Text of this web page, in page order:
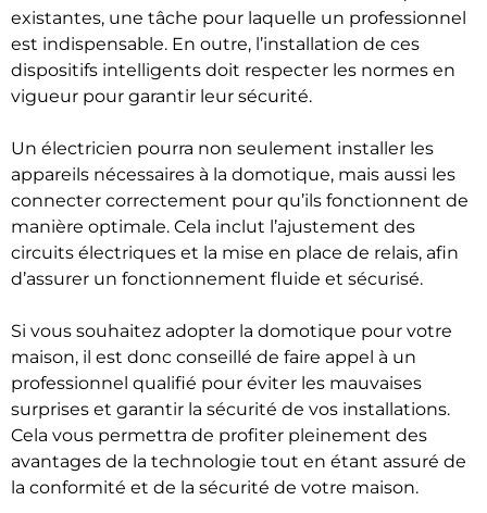
existantes, une tâche pour laquelle un professionnel
est indispensable. En outre, l’installation de ces
dispositifs intelligents doit respecter les normes en
vigueur pour garantir leur sécurité.
Un électricien pourra non seulement installer les
appareils nécessaires à la domotique, mais aussi les
connecter correctement pour qu’ils fonctionnent de
manière optimale. Cela inclut l’ajustement des
circuits électriques et la mise en place de relais, afin
d’assurer un fonctionnement fluide et sécurisé.
Si vous souhaitez adopter la domotique pour votre
maison, il est donc conseillé de faire appel à un
professionnel qualifié pour éviter les mauvaises
surprises et garantir la sécurité de vos installations.
Cela vous permettra de profiter pleinement des
avantages de la technologie tout en étant assuré de
la conformité et de la sécurité de votre maison.